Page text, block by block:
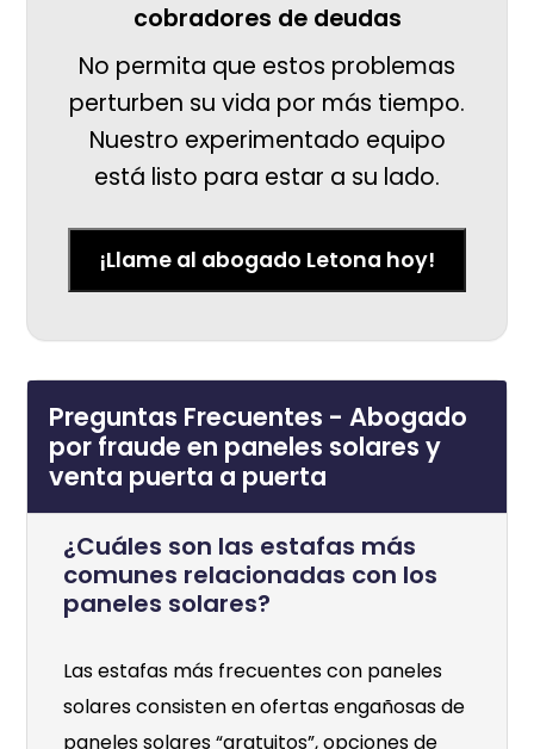
cobradores de deudas
No permita que estos problemas
perturben su vida por más tiempo.
Nuestro experimentado equipo
está listo para estar a su lado.
¡Llame al abogado Letona hoy!
Preguntas Frecuentes - Abogado
por fraude en paneles solares y
venta puerta a puerta
¿Cuáles son las estafas más
comunes relacionadas con los
paneles solares?
Las estafas más frecuentes con paneles
solares consisten en ofertas engañosas de
paneles solares “gratuitos”, opciones de